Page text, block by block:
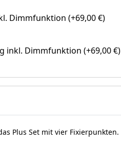
Dimmfunktion (+69,00 €)
inkl. Dimmfunktion (+69,00 €)
Plus Set mit vier Fixierpunkten.